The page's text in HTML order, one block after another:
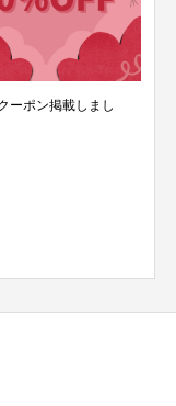
ーポン掲載しまし